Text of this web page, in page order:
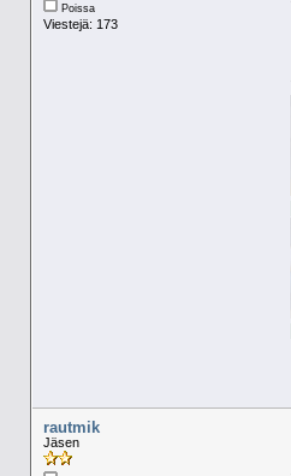
Poissa
Viestejä: 173
rautmik
Jäsen